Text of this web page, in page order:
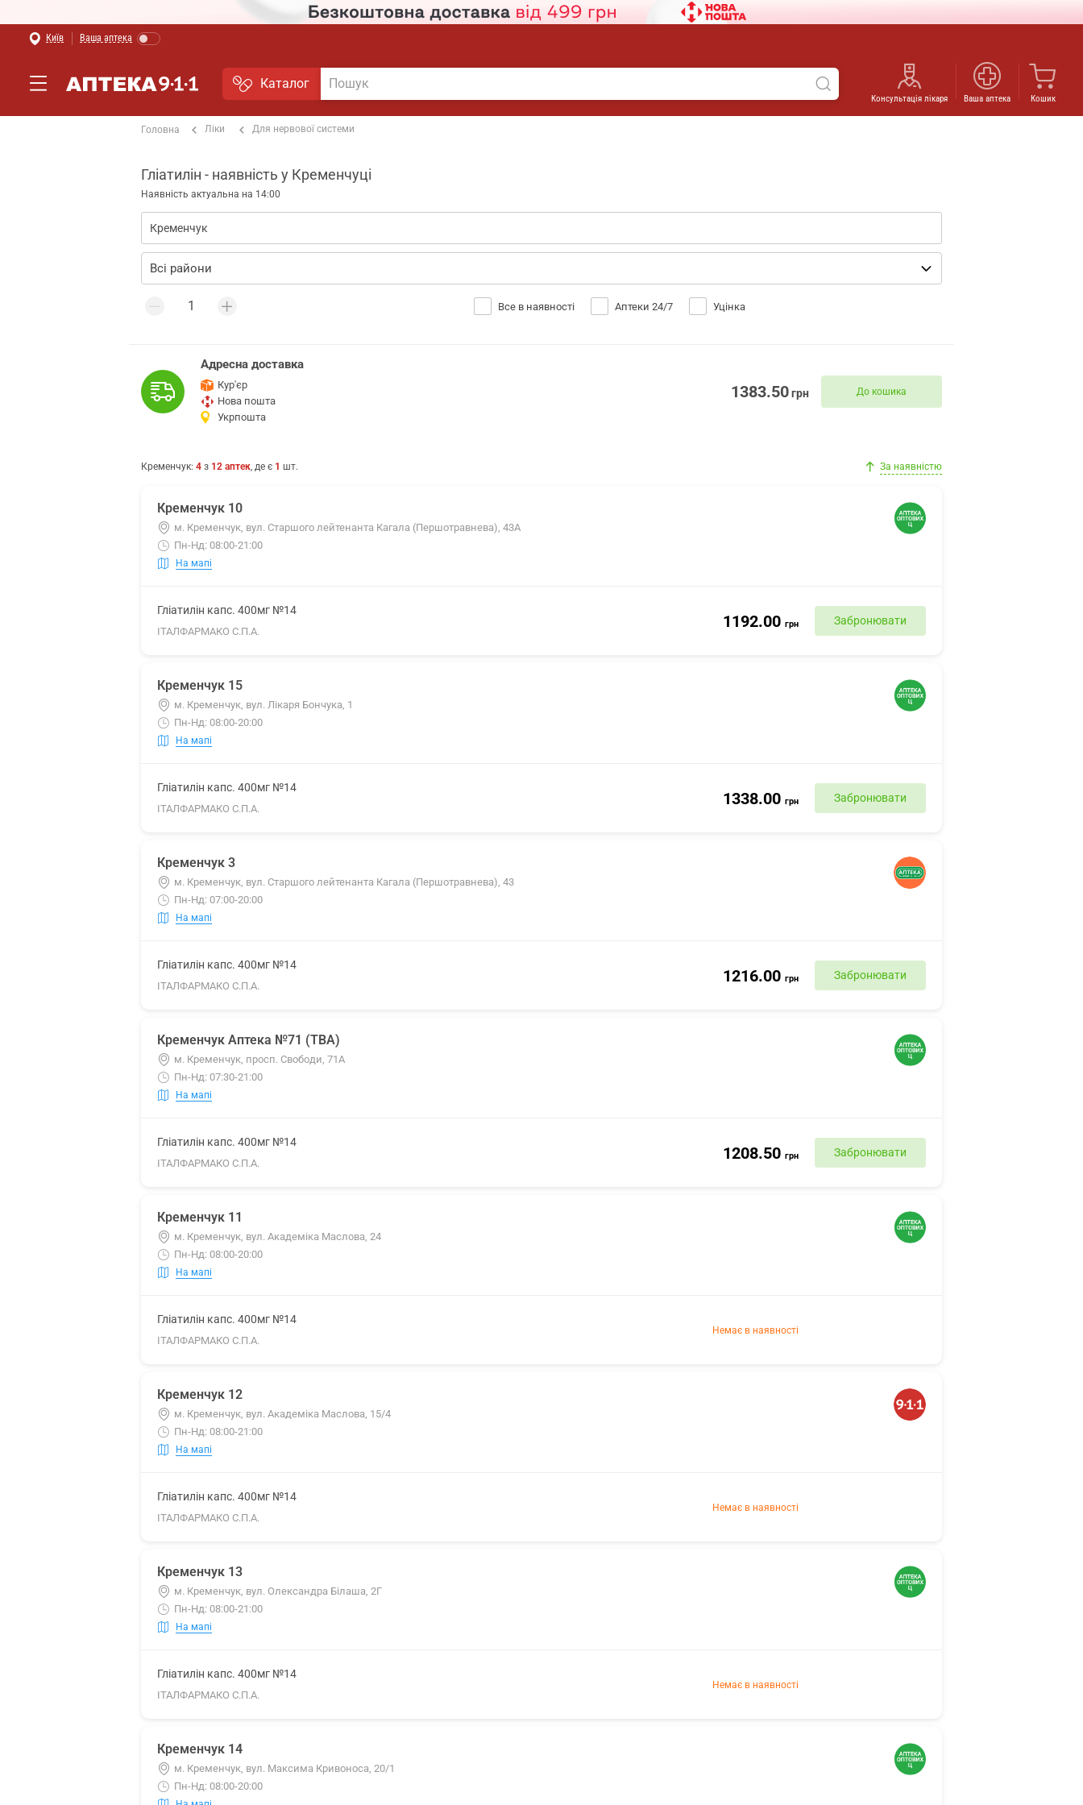
Київ Ваша аптека
Каталог
Консультація лікаря Ваша аптека Кошик
Головна Ліки Для нервової системи
Гліатилін - наявність у Кременчуці
Наявність актуальна на 14:00
Все в наявності Аптеки 24/7 Уцінка
Адресна доставка
Кур'єр
Нова пошта
Укрпошта
1383.50грн До кошика
Кременчук: 4 з 12 аптек, де є 1 шт. За наявністю
Кременчук 10
м. Кременчук, вул. Старшого лейтенанта Кагала (Першотравнева), 43А
Пн-Нд: 08:00-21:00
На мапі
Гліатилін капс. 400мг №14
ІТАЛФАРМАКО С.П.А.
1192.00 грн Забронювати
Кременчук 15
м. Кременчук, вул. Лікаря Бончука, 1
Пн-Нд: 08:00-20:00
На мапі
Гліатилін капс. 400мг №14
ІТАЛФАРМАКО С.П.А.
1338.00 грн Забронювати
Кременчук 3
м. Кременчук, вул. Старшого лейтенанта Кагала (Першотравнева), 43
Пн-Нд: 07:00-20:00
На мапі
Гліатилін капс. 400мг №14
ІТАЛФАРМАКО С.П.А.
1216.00 грн Забронювати
Кременчук Аптека №71 (ТВА)
м. Кременчук, просп. Свободи, 71А
Пн-Нд: 07:30-21:00
На мапі
Гліатилін капс. 400мг №14
ІТАЛФАРМАКО С.П.А.
1208.50 грн Забронювати
Кременчук 11
м. Кременчук, вул. Академіка Маслова, 24
Пн-Нд: 08:00-20:00
На мапі
Гліатилін капс. 400мг №14
ІТАЛФАРМАКО С.П.А.
Немає в наявності
Кременчук 12
м. Кременчук, вул. Академіка Маслова, 15/4
Пн-Нд: 08:00-21:00
На мапі
Гліатилін капс. 400мг №14
ІТАЛФАРМАКО С.П.А.
Немає в наявності
Кременчук 13
м. Кременчук, вул. Олександра Білаша, 2Г
Пн-Нд: 08:00-21:00
На мапі
Гліатилін капс. 400мг №14
ІТАЛФАРМАКО С.П.А.
Немає в наявності
Кременчук 14
м. Кременчук, вул. Максима Кривоноса, 20/1
Пн-Нд: 08:00-20:00